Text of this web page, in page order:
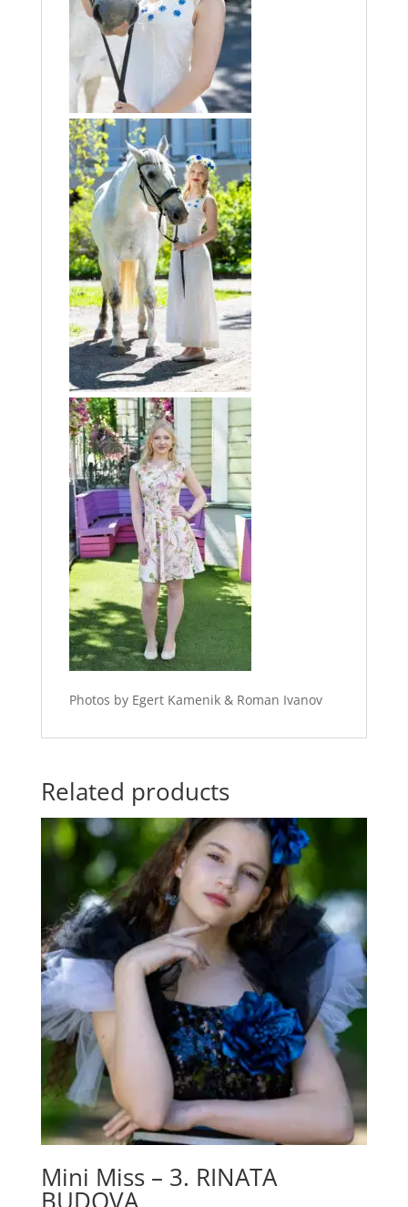
Photos by Egert Kamenik & Roman Ivanov
Related products
Mini Miss – 3. RINATA